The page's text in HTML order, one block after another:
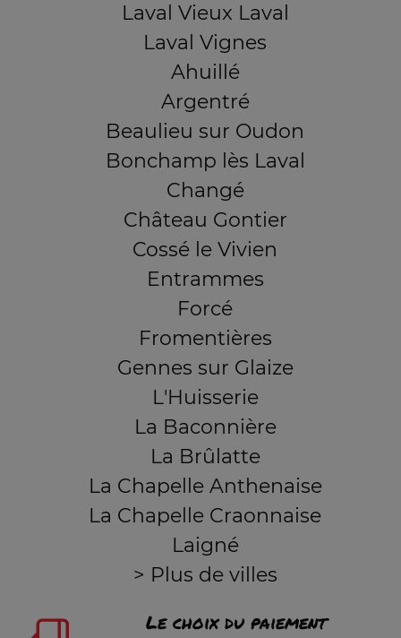
Laval Vieux Laval
Laval Vignes
Ahuillé
Argentré
Beaulieu sur Oudon
Bonchamp lès Laval
Changé
Château Gontier
Cossé le Vivien
Entrammes
Forcé
Fromentières
Gennes sur Glaize
L'Huisserie
La Baconnière
La Brûlatte
La Chapelle Anthenaise
La Chapelle Craonnaise
Laigné
> Plus de villes
Le choix du paiement